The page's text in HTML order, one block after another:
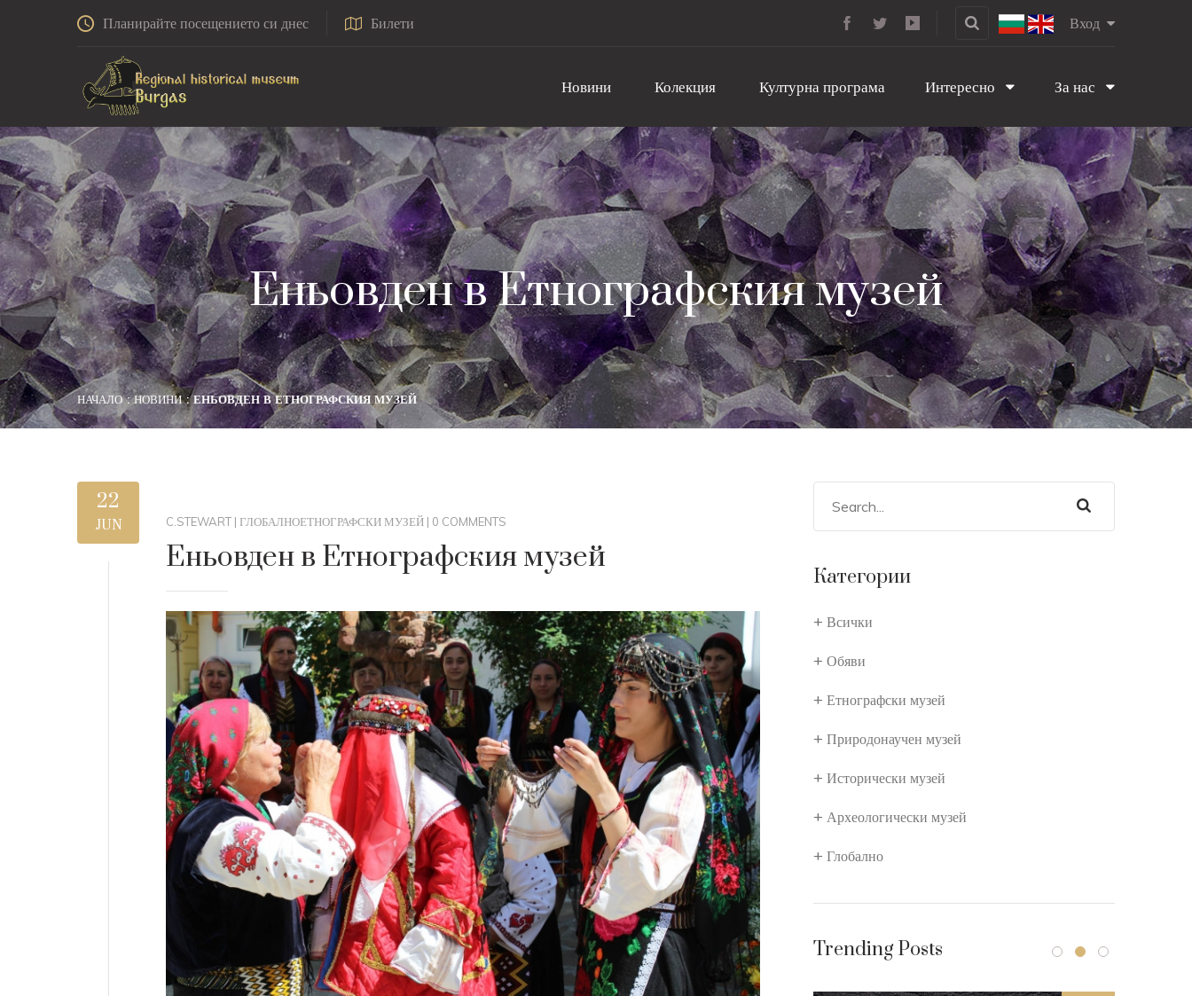
Планирайте посещението си днес Билети Вход
Новини Колекция Културна програма Интересно За нас
Еньовден в Етнографския музей
НАЧАЛО НОВИНИ ЕНЬОВДЕН В ЕТНОГРАФСКИЯ МУЗЕЙ
22
JUN C.STEWART | ГЛОБАЛНОЕТНОГРАФСКИ МУЗЕЙ | 0 COMMENTS
Еньовден в Етнографския музей
Категории
Всички
Обяви
Етнографски музей
Природонаучен музей
Исторически музей
Археологически музей
Глобално
Trending Posts
АРХЕОЛОГИЧЕСКИ МУЗЕЙ